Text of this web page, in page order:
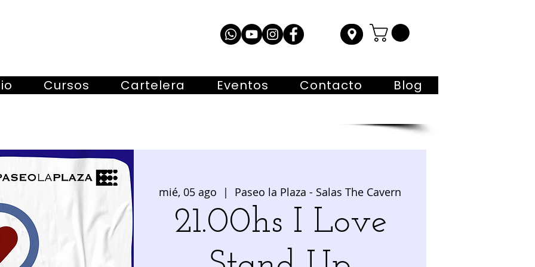
Cursos Cartelera Eventos Contacto Blog
mié, 05 ago
  |
Paseo la Plaza - Salas The Cavern
21.00hs I Love